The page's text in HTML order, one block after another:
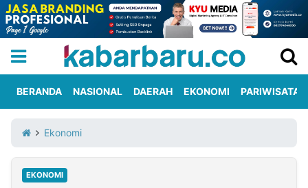
Iklan
Berita
Kami
BERANDA NASIONAL DAERAH EKONOMI PARIWISATA
Ekonomi
EKONOMI